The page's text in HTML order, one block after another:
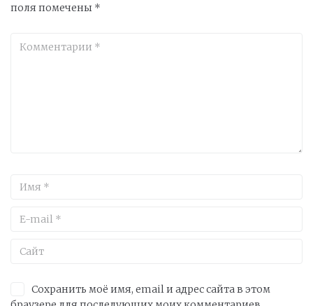
поля помечены *
Сохранить моё имя, email и адрес сайта в этом